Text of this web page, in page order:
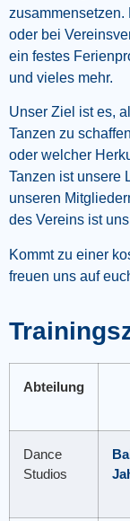
oder bei
ein festes
und vieles mehr.
Unser Ziel ist es,
Tanzen zu
oder welcher
Tanzen ist unsere
unseren
des Vereins ist
Kommt zu einer
freuen uns auf
Abteilung
Dance
Studios